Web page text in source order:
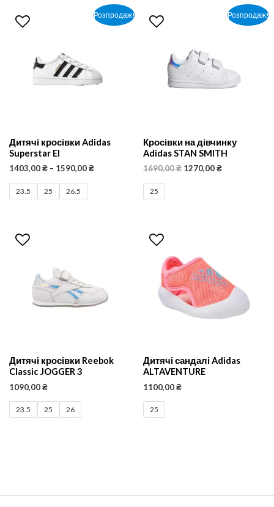
Розпродаж!
Дитячі кросівки Adidas
Superstar El
1403,00₴– 1590,00₴
23.5 25 26.5
Розпродаж!
Кросівки на дівчинку
Adidas STAN SMITH
1690,00₴ 1270,00₴
25
Дитячі кросівки Reebok
Classic JOGGER 3
1090,00₴
23.5 25 26
Дитячі сандалі Adidas
ALTAVENTURE
1100,00₴
25